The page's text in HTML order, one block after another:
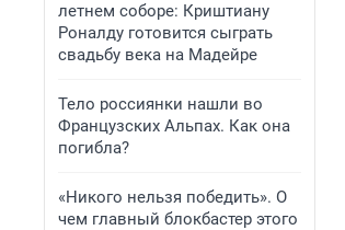
летнем соборе: Криштиану
Роналду готовится сыграть
свадьбу века на Мадейре
Тело россиянки нашли во
Французских Альпах. Как она
погибла?
«Никого нельзя победить». О
чем главный блокбастер этого